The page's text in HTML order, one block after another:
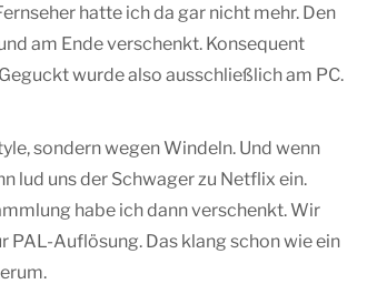
hatte ich da gar nicht mehr. Den
am Ende verschenkt. Konsequent
wurde also ausschließlich am PC.
sondern wegen Windeln. Und wenn
lud uns der Schwager zu Netflix ein.
habe ich dann verschenkt. Wir
Auflösung. Das klang schon wie ein